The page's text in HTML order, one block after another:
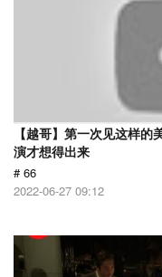
【越哥】第一次见这样
演才想得出来
# 66
2022-06-27 09:12